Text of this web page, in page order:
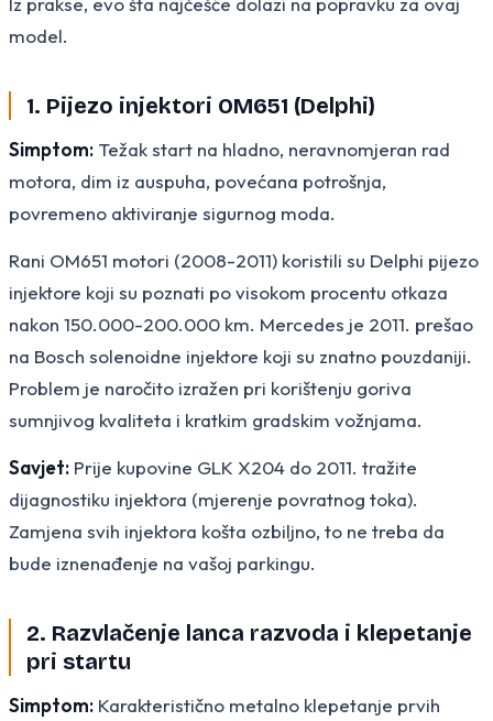
model.
1. Pijezo injektori OM651 (Delphi)
Simptom: Težak start na hladno, neravnomjeran rad
motora, dim iz auspuha, povećana potrošnja,
povremeno aktiviranje sigurnog moda.
Rani OM651 motori (2008-2011) koristili su Delphi pijezo
injektore koji su poznati po visokom procentu otkaza
nakon 150.000-200.000 km. Mercedes je 2011. prešao
na Bosch solenoidne injektore koji su znatno pouzdaniji.
Problem je naročito izražen pri korištenju goriva
sumnjivog kvaliteta i kratkim gradskim vožnjama.
Savjet: Prije kupovine GLK X204 do 2011. tražite
dijagnostiku injektora (mjerenje povratnog toka).
Zamjena svih injektora košta ozbiljno, to ne treba da
bude iznenađenje na vašoj parkingu.
2. Razvlačenje lanca razvoda i klepetanje
pri startu
Simptom: Karakteristično metalno klepetanje prvih